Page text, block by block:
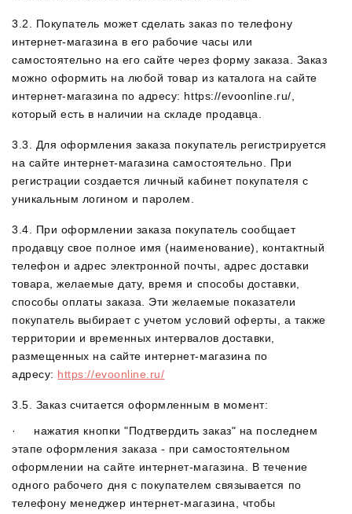
3.2. Покупатель может сделать заказ по телефону
интернет-магазина в его рабочие часы или
самостоятельно на его сайте через форму заказа. Заказ
можно оформить на любой товар из каталога на сайте
интернет-магазина по адресу: https://evoonline.ru/,
который есть в наличии на складе продавца.
3.3. Для оформления заказа покупатель регистрируется
на сайте интернет-магазина самостоятельно. При
регистрации создается личный кабинет покупателя с
уникальным логином и паролем.
3.4. При оформлении заказа покупатель сообщает
продавцу свое полное имя (наименование), контактный
телефон и адрес электронной почты, адрес доставки
товара, желаемые дату, время и способы доставки,
способы оплаты заказа. Эти желаемые показатели
покупатель выбирает с учетом условий оферты, а также
территории и временных интервалов доставки,
размещенных на сайте интернет-магазина по
адресу: https://evoonline.ru/
3.5. Заказ считается оформленным в момент:
· нажатия кнопки "Подтвердить заказ" на последнем
этапе оформления заказа - при самостоятельном
оформлении на сайте интернет-магазина. В течение
одного рабочего дня с покупателем связывается по
телефону менеджер интернет-магазина, чтобы